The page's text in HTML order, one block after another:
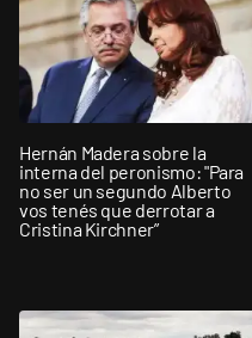
Hernán Madera sobre la
interna del peronismo: "Para
no ser un segundo Alberto
vos tenés que derrotar a
Cristina Kirchner”